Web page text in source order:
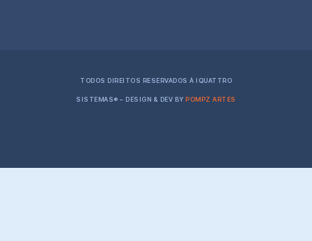
TODOS DIREITOS RESERVADOS À IQUATTRO
SISTEMAS® – DESIGN & DEV BYPOMPZ ARTES